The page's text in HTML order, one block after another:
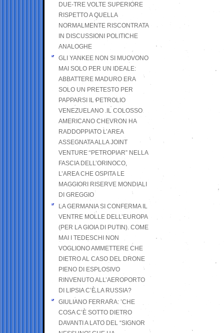
DUE-TRE VOLTE SUPERIORE
RISPETTO A QUELLA
NORMALMENTE RISCONTRATA
IN DISCUSSIONI POLITICHE
ANALOGHE
GLI YANKEE NON SI MUOVONO
MAI SOLO PER UN IDEALE:
ABBATTERE MADURO ERA
SOLO UN PRETESTO PER
PAPPARSI IL PETROLIO
VENEZUELANO .IL COLOSSO
AMERICANO CHEVRON HA
RADDOPPIATO L’AREA
ASSEGNATA ALLA JOINT
VENTURE “PETROPIAR” NELLA
FASCIA DELL’ORINOCO,
L’AREA CHE OSPITA LE
MAGGIORI RISERVE MONDIALI
DI GREGGIO
LA GERMANIA SI CONFERMA IL
VENTRE MOLLE DELL’EUROPA
(PER LA GIOIA DI PUTIN). COME
MAI I TEDESCHI NON
VOGLIONO AMMETTERE CHE
DIETRO AL CASO DEL DRONE
PIENO DI ESPLOSIVO
RINVENUTO ALL’AEROPORTO
DI LIPSIA C’È LA RUSSIA?
GIULIANO FERRARA: ’CHE
COSA C’È SOTTO DIETRO
DAVANTI A LATO DEL “SIGNOR